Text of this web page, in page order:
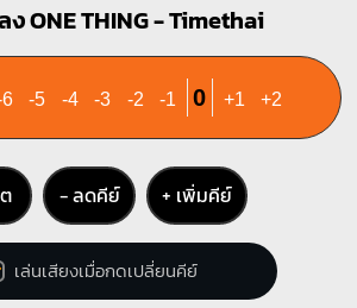
ONE THING - Timethai
-5 -4 -3 -2 -1 0 +1 +2
− ลดคีย์ + เพิ่มคีย์
เล่นเสียงเมื่อกดเปลี่ยนคีย์